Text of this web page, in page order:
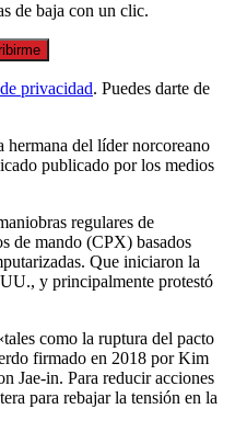
de baja con un clic.
privacidad. Puedes darte de
del líder norcoreano
publicado por los medios
regulares de
de mando (CPX) basados
Que iniciaron la
y principalmente protestó
como la ruptura del pacto
firmado en 2018 por Kim
Jae-in. Para reducir acciones
para rebajar la tensión en la